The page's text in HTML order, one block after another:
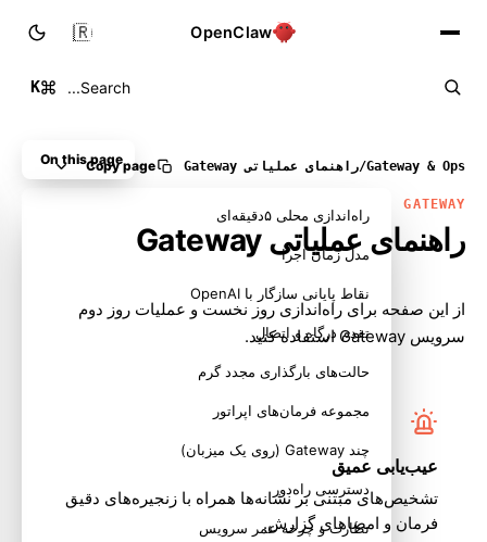
OpenClaw
Search...
K
🇮🇷
Gateway & Ops
/راهنمای عملیاتی Gateway Copy page
GATEWAY
راهنمای عملیاتی Gateway
از این صفحه برای راه‌اندازی روز نخست و عملیات روز دوم
سرویس Gateway استفاده کنید.
عیب‌یابی عمیق
تشخیص‌های مبتنی بر نشانه‌ها همراه با زنجیره‌های دقیق
فرمان و امضاهای گزارش.
On this page
راه‌اندازی محلی ۵دقیقه‌ای
مدل زمان اجرا
نقاط پایانی سازگار با OpenAI
تقدم درگاه و اتصال
حالت‌های بارگذاری مجدد گرم
مجموعه فرمان‌های اپراتور
چند Gateway (روی یک میزبان)
دسترسی راه‌دور
نظارت و چرخه عمر سرویس